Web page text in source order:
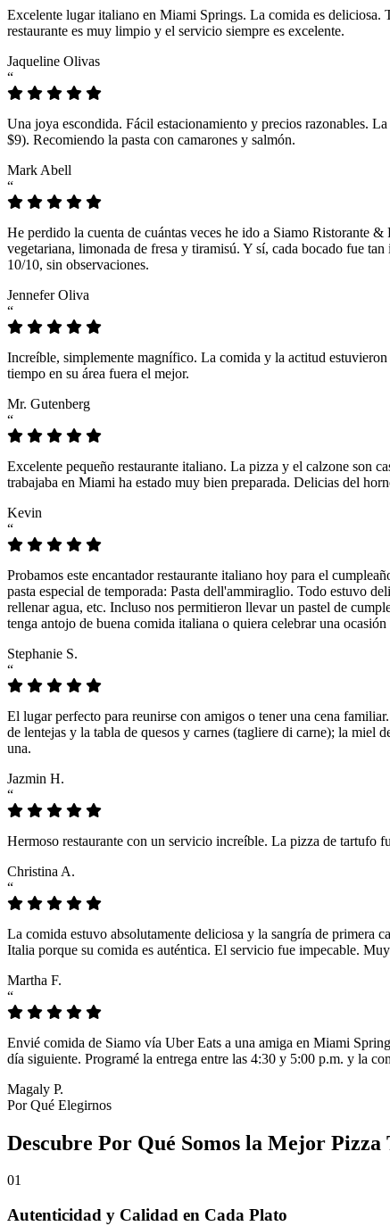
Excelente lugar italiano en Miami Springs. La comida es deliciosa.
restaurante es muy limpio y el servicio siempre es excelente.
Jaqueline Olivas
“
Una joya escondida. Fácil estacionamiento y precios razonables.
$9). Recomiendo la pasta con camarones y salmón.
Mark Abell
“
He perdido la cuenta de cuántas veces he ido a Siamo Ristorante
vegetariana, limonada de fresa y tiramisú. Y sí, cada bocado fue
10/10, sin observaciones.
Jennefer Oliva
“
Increíble, simplemente magnífico. La comida y la actitud
tiempo en su área fuera el mejor.
Mr. Gutenberg
“
Excelente pequeño restaurante italiano. La pizza y el calzone son
trabajaba en Miami ha estado muy bien preparada. Delicias del
Kevin
“
Probamos este encantador restaurante italiano hoy para el
pasta especial de temporada: Pasta dell'ammiraglio. Todo estuvo
rellenar agua, etc. Incluso nos permitieron llevar un pastel de
tenga antojo de buena comida italiana o quiera celebrar una ocasión
Stephanie S.
“
El lugar perfecto para reunirse con amigos o tener una cena
de lentejas y la tabla de quesos y carnes (tagliere di carne); la miel
una.
Jazmin H.
“
Hermoso restaurante con un servicio increíble. La pizza de tartufo
Christina A.
“
La comida estuvo absolutamente deliciosa y la sangría de primera
Italia porque su comida es auténtica. El servicio fue impecable.
Martha F.
“
Envié comida de Siamo vía Uber Eats a una amiga en Miami
día siguiente. Programé la entrega entre las 4:30 y 5:00 p.m. y la
Magaly P.
Por Qué Elegirnos
Descubre Por Qué Somos la Mejor
01
Autenticidad y Calidad en Cada Plato